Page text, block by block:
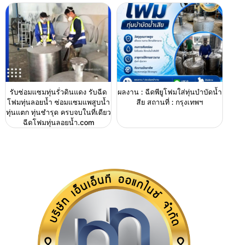
รับซ่อมแซมทุ่นรั่วดินแดง รับฉีด
โฟมทุ่นลอยน้ำ ซ่อมแซมแพสูบน้ำ
ทุ่นแตก ทุ่นชำรุด ครบจบในที่เดียว
ฉีดโฟมทุ่นลอยน้ำ.com
ผลงาน : ฉีดพียูโฟมใส่ทุ่นบำบัดน้ำ
สีย สถานที่ : กรุงเทพฯ